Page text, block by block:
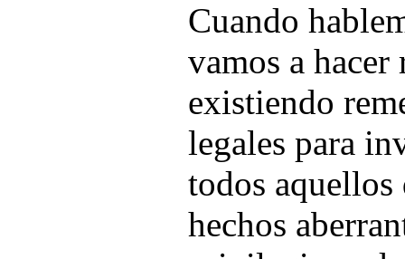
Cuando
vamos a hacer
existiendo
legales para
todos
hechos